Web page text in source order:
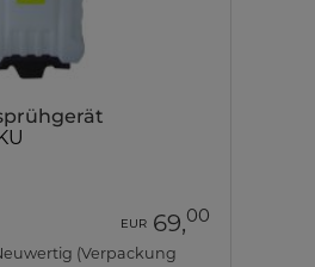
EUR 69,00
(Verpackung